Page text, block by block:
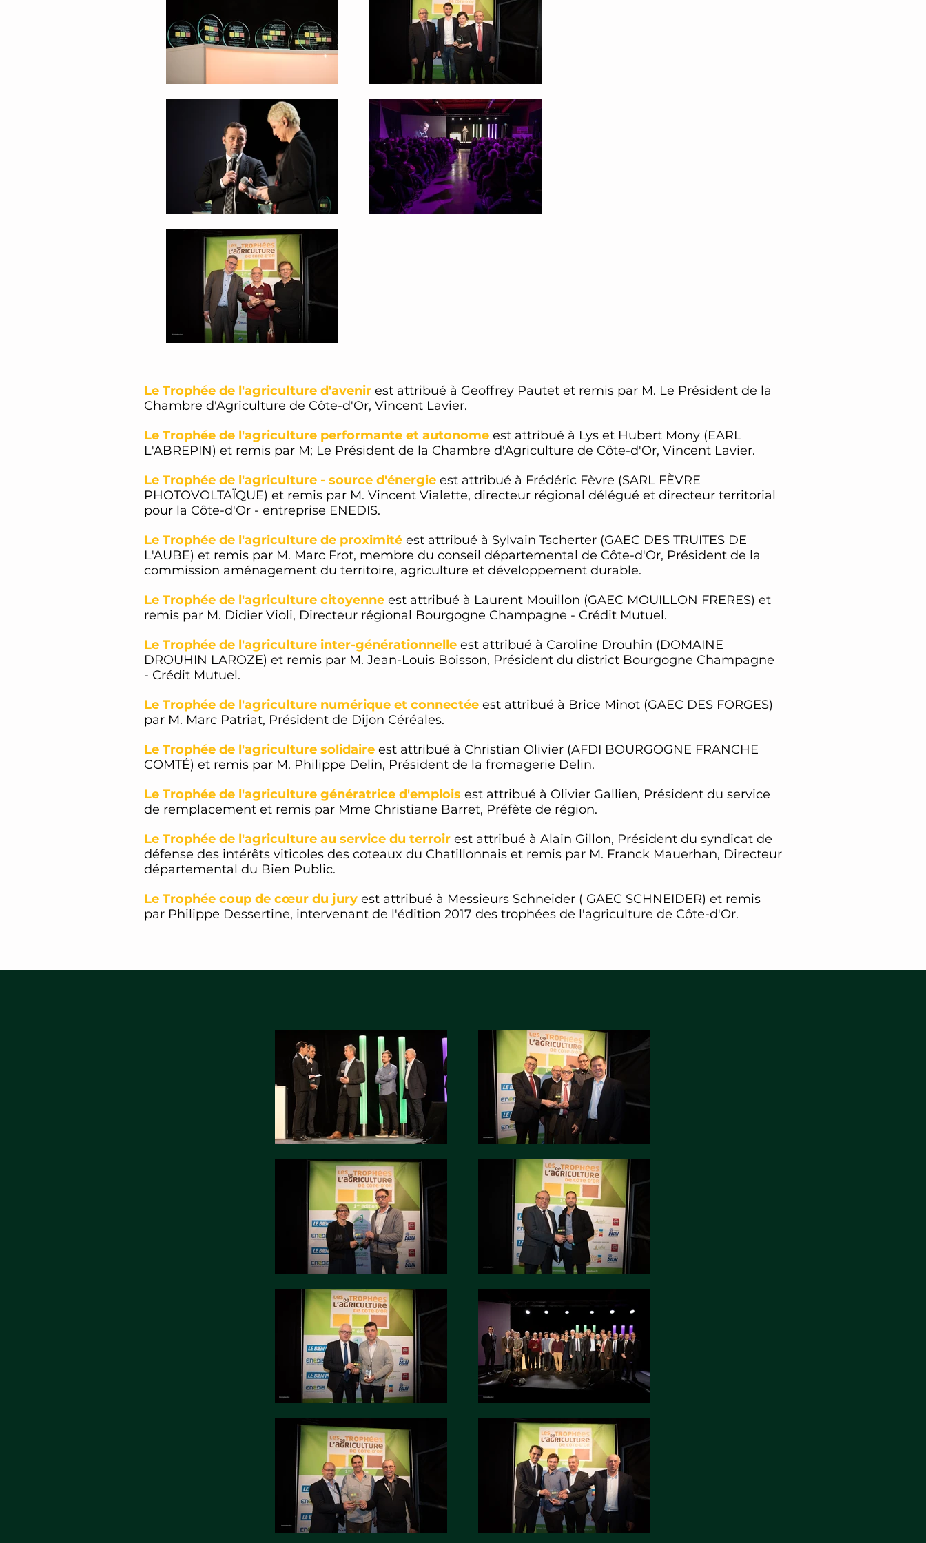
Le Trophée de l'agriculture d'avenir est attribué à Geoffrey Pautet et remis par M. Le Président de la
Chambre d'Agriculture de Côte-d'Or, Vincent Lavier.
Le Trophée de l'agriculture performante et autonome est attribué à Lys et Hubert Mony (EARL
L'ABREPIN) et remis par M; Le Président de la Chambre d'Agriculture de Côte-d'Or, Vincent Lavier.
Le Trophée de l'agriculture - source d'énergie est attribué à Frédéric Fèvre (SARL FÈVRE
PHOTOVOLTAÏQUE) et remis par M. Vincent Vialette, directeur régional délégué et directeur territorial
pour la Côte-d'Or - entreprise ENEDIS.
Le Trophée de l'agriculture de proximité est attribué à Sylvain Tscherter (GAEC DES TRUITES DE
L'AUBE) et remis par M. Marc Frot, membre du conseil départemental de Côte-d'Or, Président de la
commission aménagement du territoire, agriculture et développement durable.
Le Trophée de l'agriculture citoyenne est attribué à Laurent Mouillon (GAEC MOUILLON FRERES) et
remis par M. Didier Violi, Directeur régional Bourgogne Champagne - Crédit Mutuel.
Le Trophée de l'agriculture inter-générationnelle est attribué à Caroline Drouhin (DOMAINE
DROUHIN LAROZE) et remis par M. Jean-Louis Boisson, Président du district Bourgogne Champagne
- Crédit Mutuel.
Le Trophée de l'agriculture numérique et connectée est attribué à Brice Minot (GAEC DES FORGES)
par M. Marc Patriat, Président de Dijon Céréales.
Le Trophée de l'agriculture solidaire est attribué à Christian Olivier (AFDI BOURGOGNE FRANCHE
COMTÉ) et remis par M. Philippe Delin, Président de la fromagerie Delin.
Le Trophée de l'agriculture génératrice d'emplois est attribué à Olivier Gallien, Président du service
de remplacement et remis par Mme Christiane Barret, Préfète de région.
Le Trophée de l'agriculture au service du terroir est attribué à Alain Gillon, Président du syndicat de
défense des intérêts viticoles des coteaux du Chatillonnais et remis par M. Franck Mauerhan, Directeur
départemental du Bien Public.
Le Trophée coup de cœur du jury est attribué à Messieurs Schneider ( GAEC SCHNEIDER) et remis
par Philippe Dessertine, intervenant de l'édition 2017 des trophées de l'agriculture de Côte-d'Or.